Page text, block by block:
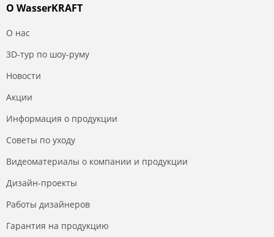
О WasserKRAFT
О нас
3D-тур по шоу-руму
Новости
Акции
Информация о продукции
Советы по уходу
Видеоматериалы о компании и продукции
Дизайн-проекты
Работы дизайнеров
Гарантия на продукцию